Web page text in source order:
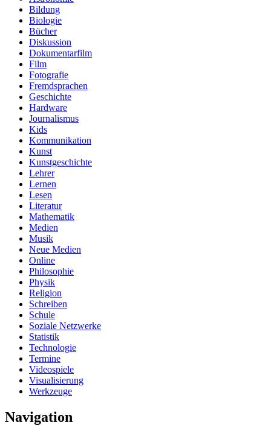
Bildung
Biologie
Bücher
Diskussion
Dokumentarfilm
Film
Fotografie
Fremdsprachen
Geschichte
Hardware
Journalismus
Kids
Kommunikation
Kunst
Kunstgeschichte
Lehrer
Lernen
Lesen
Literatur
Mathematik
Medien
Musik
Neue Medien
Online
Philosophie
Physik
Religion
Schreiben
Schule
Soziale Netzwerke
Statistik
Technologie
Termine
Videospiele
Visualisierung
Werkzeuge
Navigation